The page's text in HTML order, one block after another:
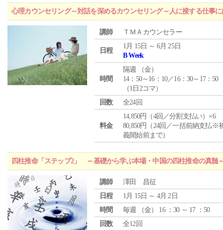
心理カウンセリング～対話を深めるカウンセリング～人に接する仕事
講師 ＴＭＡカウンセラー
日程
1月 15日 ～ 6月 25日
B Week
時間
隔週 （金）
14：50～16：10／16：30～17：50
（1日2コマ）
回数
全24回
料金
14,850円（4回／分割支払い）×6
80,850円（24回／一括前納支払※
義開始前まで）
四柱推命「ステップ2」 ～基礎から学ぶ本場・中国の四柱推命の真髄
講師
澤田 昌征
日程
1月 15日 ～ 4月 2日
時間
毎週 （金） 16 ：30 ～ 17 ：50
回数
全12回